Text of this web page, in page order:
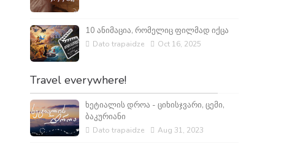
10 ანიმაცია, რომელიც ფილმად იქცა
Dato trapaidze Oct 16, 2025
Travel everywhere!
ხეტიალის დროა - ციხისჯვარი, ცემი,
ბაკურიანი
Dato trapaidze Aug 31, 2023